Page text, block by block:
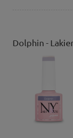
Dolphin -